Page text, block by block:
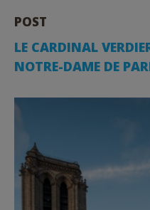
POST
LE CARDINAL
NOTRE-DAME DE